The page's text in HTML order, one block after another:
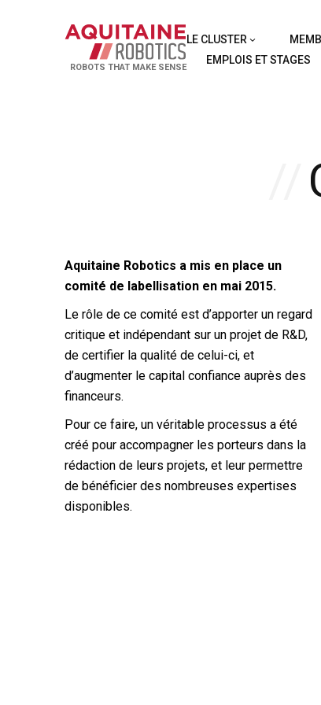
ROBOTS THAT MAKE SENSE
LE CLUSTER
EMPLOIS ET STAGES
Aquitaine Robotics a mis en place un
comité de labellisation en mai 2015.
Le rôle de ce comité est d’apporter un regard
critique et indépendant sur un projet de R&D,
de certifier la qualité de celui-ci, et
d’augmenter le capital confiance auprès des
financeurs.
Pour ce faire, un véritable processus a été
créé pour accompagner les porteurs dans la
rédaction de leurs projets, et leur permettre
de bénéficier des nombreuses expertises
disponibles.